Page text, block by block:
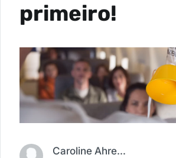
primeiro!
Caroline Ahrens Ortolan